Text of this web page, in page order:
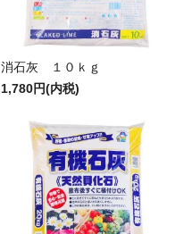
消石灰 １０ｋｇ
1,780円(内税)